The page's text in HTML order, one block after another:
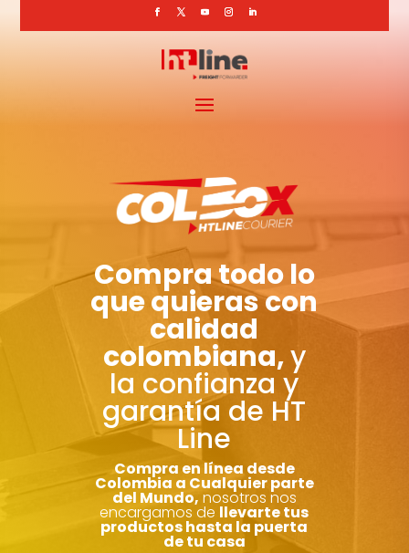
Compra todo lo
que quieras con
calidad
colombiana,y
la confianza y
garantía de HT
Line
Compra en línea desde
Colombia a Cualquier parte
del Mundo, nosotros nos
encargamos de llevarte tus
productos hasta la puerta
de tu casa